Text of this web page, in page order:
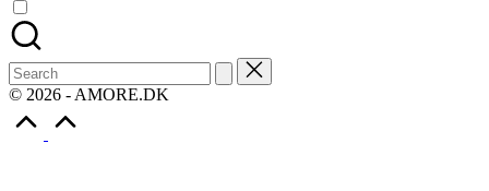
Search
for:
© 2026 - AMORE.DK